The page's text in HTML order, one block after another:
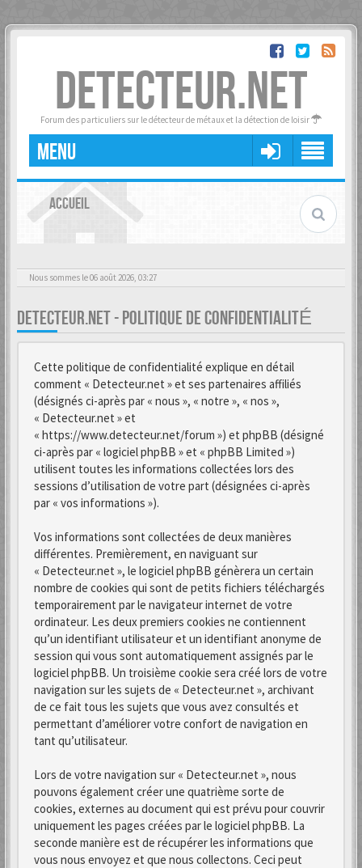
DETECTEUR.NET
Forum des particuliers sur le détecteur de métaux et la détection de loisir
MENU
ACCUEIL
Nous sommes le 06 août 2026, 03:27
DETECTEUR.NET - POLITIQUE DE CONFIDENTIALITÉ
Cette politique de confidentialité explique en détail
comment « Detecteur.net » et ses partenaires affiliés
(désignés ci-après par « nous », « notre », « nos »,
« Detecteur.net » et
« https://www.detecteur.net/forum ») et phpBB (désigné
ci-après par « logiciel phpBB » et « phpBB Limited »)
utilisent toutes les informations collectées lors des
sessions d’utilisation de votre part (désignées ci-après
par « vos informations »).
Vos informations sont collectées de deux manières
différentes. Premièrement, en naviguant sur
« Detecteur.net », le logiciel phpBB génèrera un certain
nombre de cookies qui sont de petits fichiers téléchargés
temporairement par le navigateur internet de votre
ordinateur. Les deux premiers cookies ne contiennent
qu’un identifiant utilisateur et un identifiant anonyme de
session qui vous sont automatiquement assignés par le
logiciel phpBB. Un troisième cookie sera créé lors de votre
navigation sur les sujets de « Detecteur.net », archivant
de ce fait tous les sujets que vous avez consultés et
permettant d’améliorer votre confort de navigation en
tant qu’utilisateur.
Lors de votre navigation sur « Detecteur.net », nous
pouvons également créer une quatrième sorte de
cookies, externes au document qui est prévu pour couvrir
uniquement les pages créées par le logiciel phpBB. La
seconde manière est de récupérer les informations que
vous nous envoyez et que nous collectons. Ceci peut